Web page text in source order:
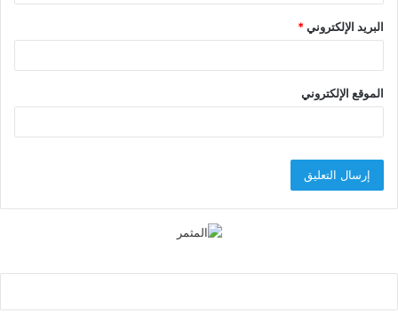
البريد الإلكتروني*
الموقع الإلكتروني